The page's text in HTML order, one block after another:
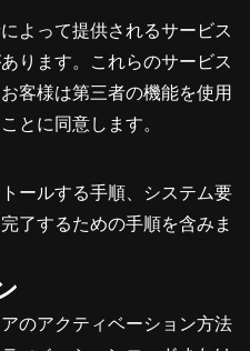
よって提供されるサービス
ります。これらのサービス
客様は第三者の機能を使用
とに同意します。
ールする手順、システム要
了するための手順を含みま
のアクティベーション方法